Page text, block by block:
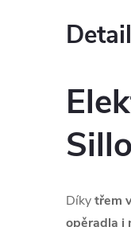
Díkytřem
opěradla i